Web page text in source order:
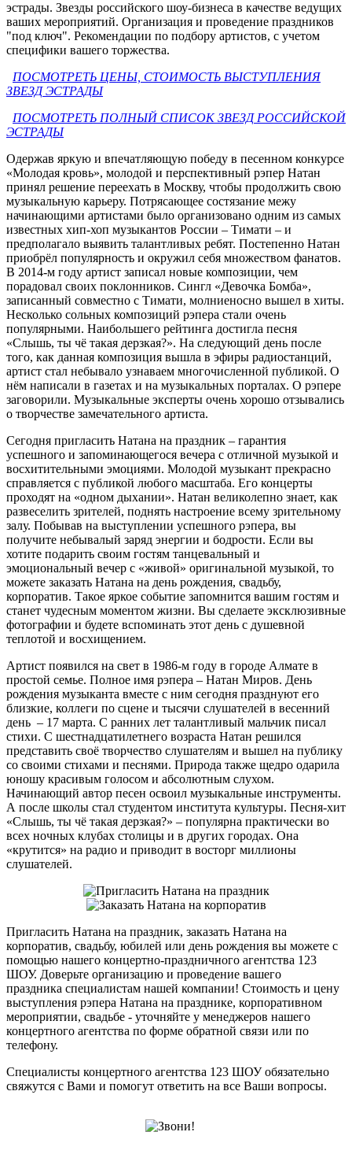
эстрады. Звезды российского шоу-бизнеса в качестве ведущих
ваших мероприятий. Организация и проведение праздников
"под ключ". Рекомендации по подбору артистов, с учетом
специфики вашего торжества.
ПОСМОТРЕТЬ ЦЕНЫ, СТОИМОСТЬ ВЫСТУПЛЕНИЯ
ЗВЕЗД ЭСТРАДЫ
ПОСМОТРЕТЬ ПОЛНЫЙ СПИСОК ЗВЕЗД РОССИЙСКОЙ
ЭСТРАДЫ
Одержав яркую и впечатляющую победу в песенном конкурсе
«Молодая кровь», молодой и перспективный рэпер Натан
принял решение переехать в Москву, чтобы продолжить свою
музыкальную карьеру. Потрясающее состязание межу
начинающими артистами было организовано одним из самых
известных хип-хоп музыкантов России – Тимати – и
предполагало выявить талантливых ребят. Постепенно Натан
приобрёл популярность и окружил себя множеством фанатов.
В 2014-м году артист записал новые композиции, чем
порадовал своих поклонников. Сингл «Девочка Бомба»,
записанный совместно с Тимати, молниеносно вышел в хиты.
Несколько сольных композиций рэпера стали очень
популярными. Наибольшего рейтинга достигла песня
«Слышь, ты чё такая дерзкая?». На следующий день после
того, как данная композиция вышла в эфиры радиостанций,
артист стал небывало узнаваем многочисленной публикой. О
нём написали в газетах и на музыкальных порталах. О рэпере
заговорили. Музыкальные эксперты очень хорошо отзывались
о творчестве замечательного артиста.
Сегодня пригласить Натана на праздник – гарантия
успешного и запоминающегося вечера с отличной музыкой и
восхитительными эмоциями. Молодой музыкант прекрасно
справляется с публикой любого масштаба. Его концерты
проходят на «одном дыхании». Натан великолепно знает, как
развеселить зрителей, поднять настроение всему зрительному
залу. Побывав на выступлении успешного рэпера, вы
получите небывалый заряд энергии и бодрости. Если вы
хотите подарить своим гостям танцевальный и
эмоциональный вечер с «живой» оригинальной музыкой, то
можете заказать Натана на день рождения, свадьбу,
корпоратив. Такое яркое событие запомнится вашим гостям и
станет чудесным моментом жизни. Вы сделаете эксклюзивные
фотографии и будете вспоминать этот день с душевной
теплотой и восхищением.
Артист появился на свет в 1986-м году в городе Алмате в
простой семье. Полное имя рэпера – Натан Миров. День
рождения музыканта вместе с ним сегодня празднуют его
близкие, коллеги по сцене и тысячи слушателей в весенний
день – 17 марта. С ранних лет талантливый мальчик писал
стихи. С шестнадцатилетнего возраста Натан решился
представить своё творчество слушателям и вышел на публику
со своими стихами и песнями. Природа также щедро одарила
юношу красивым голосом и абсолютным слухом.
Начинающий автор песен освоил музыкальные инструменты.
А после школы стал студентом института культуры. Песня-хит
«Слышь, ты чё такая дерзкая?» – популярна практически во
всех ночных клубах столицы и в других городах. Она
«крутится» на радио и приводит в восторг миллионы
слушателей.
Пригласить Натана на праздник, заказать Натана на
корпоратив, свадьбу, юбилей или день рождения вы можете с
помощью нашего концертно-праздничного агентства 123
ШОУ. Доверьте организацию и проведение вашего
праздника специалистам нашей компании! Стоимость и цену
выступления рэпера Натана на празднике, корпоративном
мероприятии, свадьбе - уточняйте у менеджеров нашего
концертного агентства по форме обратной связи или по
телефону.
Специалисты концертного агентства 123 ШОУ обязательно
свяжутся с Вами и помогут ответить на все Ваши вопросы.